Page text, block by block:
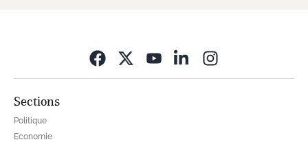
Sections
Politique
Economie